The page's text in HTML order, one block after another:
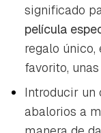
significado
película
regalo
favorito,
Introducir un
abalorios a